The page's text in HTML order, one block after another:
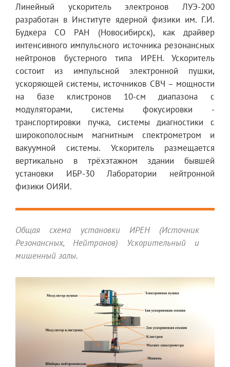
Линейный ускоритель электронов ЛУЭ-200
разработан в Институте ядерной физики им. Г.И.
Будкера СО РАН (Новосибирск), как драйвер
интенсивного импульсного источника резонансных
нейтронов бустерного типа ИРЕН. Ускоритель
состоит из импульсной электронной пушки,
ускоряющей системы, источников СВЧ – мощности
на базе клистронов 10-см диапазона с
модуляторами, системы фокусировки -
транспортировки пучка, системы диагностики с
широкополосным магнитным спектрометром и
вакуумной системы. Ускоритель размещается
вертикально в трёхэтажном здании бывшей
установки ИБР-30 Лаборатории нейтронной
физики ОИЯИ.
Общая схема установки ИРЕН (Источник
Резонансных, Нейтронов) Ускорительный и
мишенный залы.